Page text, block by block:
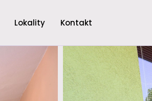
Lokality Kontakt